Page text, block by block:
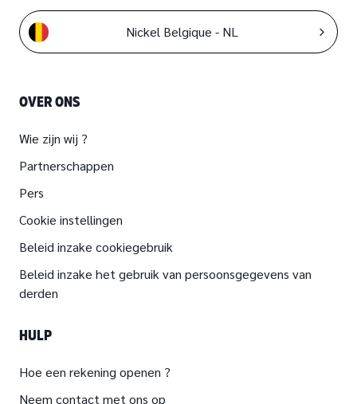
OVER ONS
Wie zijn wij ?
Partnerschappen
Pers
Cookie instellingen
Beleid inzake cookiegebruik
Beleid inzake het gebruik van persoonsgegevens van
derden
HULP
Hoe een rekening openen ?
Neem contact met ons op
Nickel Belgique - NL